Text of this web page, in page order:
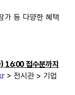
등 다양한 혜택
16:00 접수분까지
> 전시관 > 기업